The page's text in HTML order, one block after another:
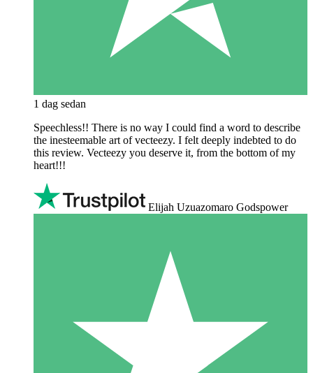
1 dag sedan
Speechless!! There is no way I could find a word to describe
the inesteemable art of vecteezy. I felt deeply indebted to do
this review. Vecteezy you deserve it, from the bottom of my
heart!!!
Elijah Uzuazomaro Godspower